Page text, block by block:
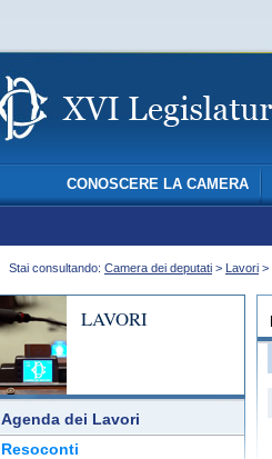
CONOSCERE LA CAMERA
Stai consultando: Camera dei deputati > Lavori >
LAVORI
Agenda dei Lavori
Resoconti